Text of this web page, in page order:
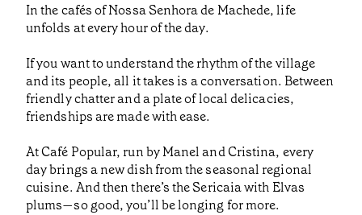
In the cafés of Nossa Senhora de Machede, life
unfolds at every hour of the day.
If you want to understand the rhythm of the village
and its people, all it takes is a conversation. Between
friendly chatter and a plate of local delicacies,
friendships are made with ease.
At Café Popular, run by Manel and Cristina, every
day brings a new dish from the seasonal regional
cuisine. And then there’s the Sericaia with Elvas
plums—so good, you’ll be longing for more.